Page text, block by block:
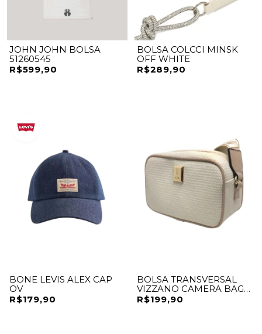
JOHN JOHN BOLSA
51260545
R$599,90
BOLSA COLCCI MINSK
OFF WHITE
R$289,90
BONE LEVIS ALEX CAP
OV
R$179,90
BOLSA TRANSVERSAL
VIZZANO CAMERA BAG
COM ALÇA LOGOMANIA
R$199,90